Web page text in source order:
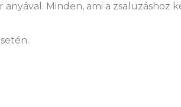
Minden, ami a zsaluzáshoz